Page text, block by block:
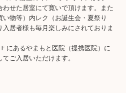
せた居室にて寛いで頂けます。また
物等）内レク（お誕生会・夏祭り
居者様も毎月楽しみにされておりま
にあるやまもと医院（提携医院）に
ご入居いただけます。